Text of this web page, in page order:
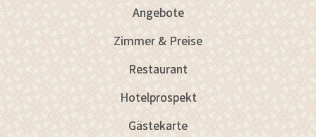
Angebote
Zimmer & Preise
Restaurant
Hotelprospekt
Gästekarte